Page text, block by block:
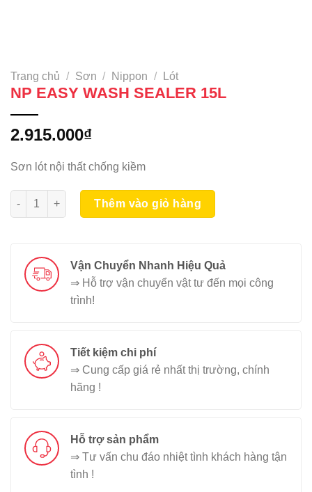
Trang chủ / Sơn / Nippon / Lót
NP EASY WASH SEALER 15L
2.915.000₫
Sơn lót nội thất chống kiềm
NP EASY WASH SEALER 15L số lượng
Thêm vào giỏ hàng
Vận Chuyển Nhanh Hiệu Quả
⇒ Hỗ trợ vận chuyển vật tư đến mọi công
trình!
Tiết kiệm chi phí
⇒ Cung cấp giá rẻ nhất thị trường, chính
hãng !
Hỗ trợ sản phẩm
⇒ Tư vấn chu đáo nhiệt tình khách hàng tận
tình !